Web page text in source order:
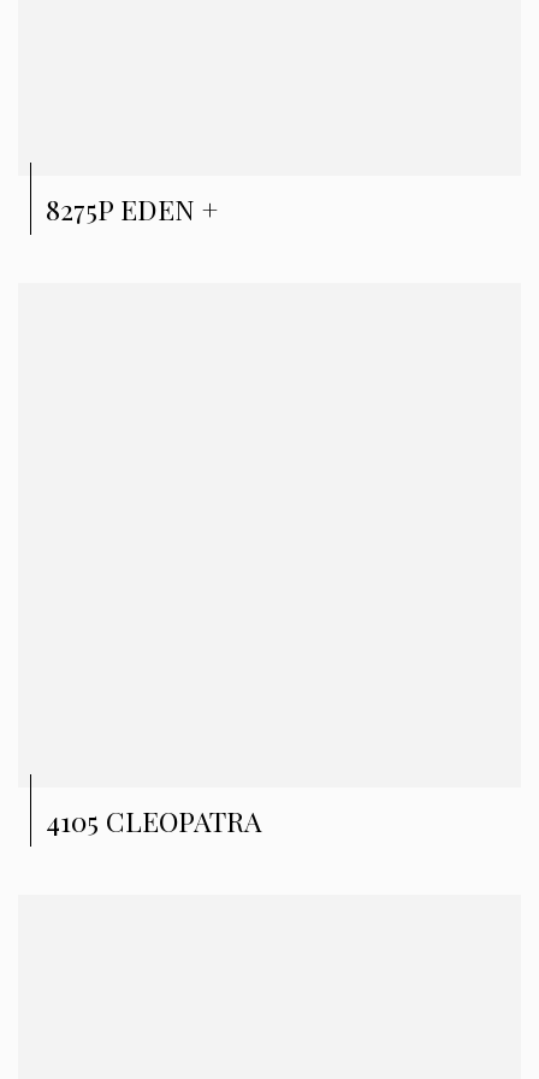
8275P EDEN +
4105 CLEOPATRA